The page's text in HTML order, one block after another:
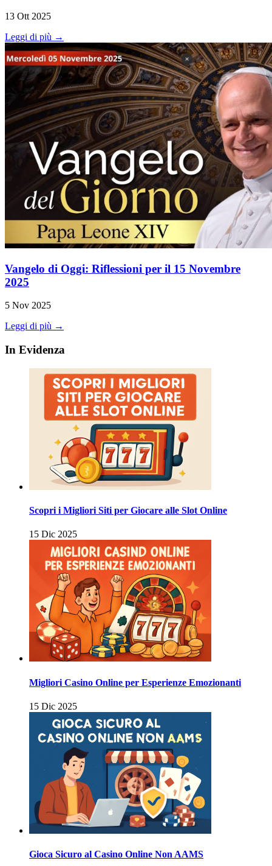
13 Ott 2025
Leggi di più →
Vangelo di Oggi: Riflessioni per il 15 Novembre
2025
5 Nov 2025
Leggi di più →
In Evidenza
Scopri i Migliori Siti per Giocare alle Slot Online
15 Dic 2025
Migliori Casino Online per Esperienze Emozionanti
15 Dic 2025
Gioca Sicuro al Casino Online Non AAMS